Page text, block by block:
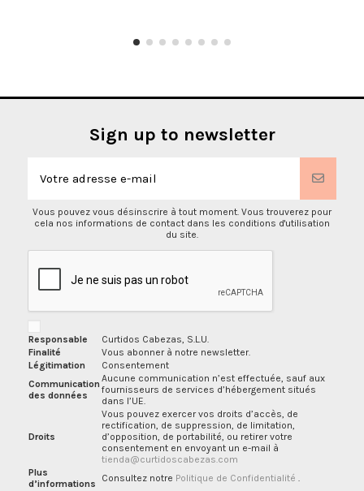
Sign up to newsletter
Vous pouvez vous désinscrire à tout moment. Vous trouverez pour
cela nos informations de contact dans les conditions d'utilisation
du site.
Responsable
Curtidos Cabezas, S.L.U.
Finalité
Vous abonner à notre newsletter.
Légitimation
Consentement
Communication
des données
Aucune communication n’est effectuée, sauf aux
fournisseurs de services d’hébergement situés
dans l’UE.
Droits
Vous pouvez exercer vos droits d’accès, de
rectification, de suppression, de limitation,
d’opposition, de portabilité, ou retirer votre
consentement en envoyant un e-mail à
tienda@curtidoscabezas.com
Plus
d’informations
Consultez notre Politique de Confidentialité .